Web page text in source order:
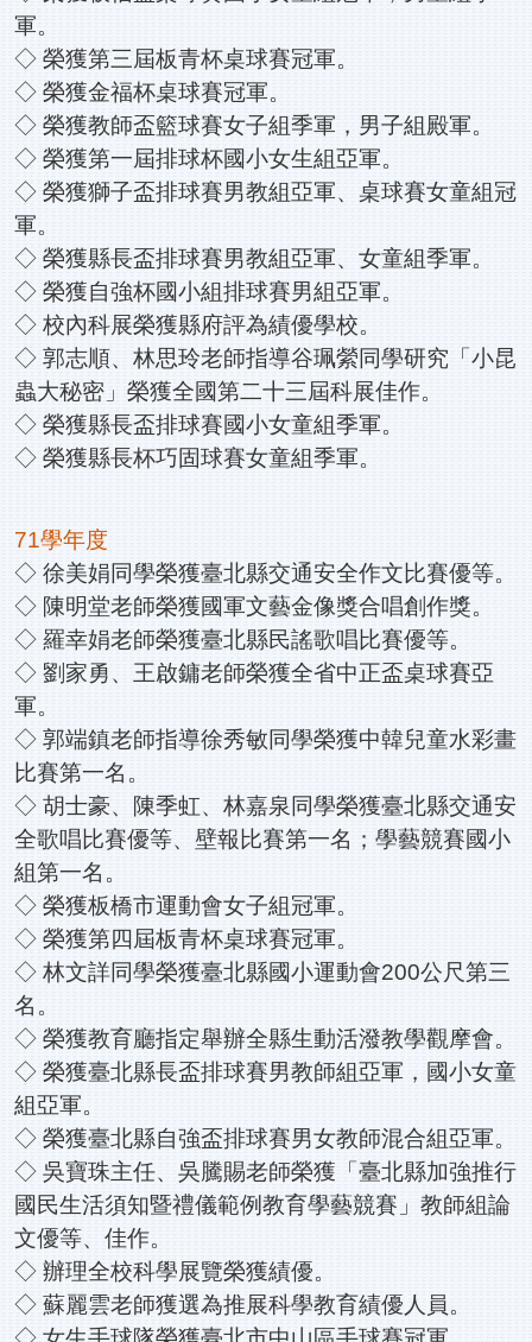
軍。
◇ 榮獲第三屆板青杯桌球賽冠軍。
◇ 榮獲金福杯桌球賽冠軍。
◇ 榮獲教師盃籃球賽女子組季軍，男子組殿軍。
◇ 榮獲第一屆排球杯國小女生組亞軍。
◇ 榮獲獅子盃排球賽男教組亞軍、桌球賽女童組冠
軍。
◇ 榮獲縣長盃排球賽男教組亞軍、女童組季軍。
◇ 榮獲自強杯國小組排球賽男組亞軍。
◇ 校內科展榮獲縣府評為績優學校。
◇ 郭志順、林思玲老師指導谷珮縈同學研究「小昆
蟲大秘密」榮獲全國第二十三屆科展佳作。
◇ 榮獲縣長盃排球賽國小女童組季軍。
◇ 榮獲縣長杯巧固球賽女童組季軍。
71學年度
◇ 徐美娟同學榮獲臺北縣交通安全作文比賽優等。
◇ 陳明堂老師榮獲國軍文藝金像獎合唱創作獎。
◇ 羅幸娟老師榮獲臺北縣民謠歌唱比賽優等。
◇ 劉家勇、王啟鏞老師榮獲全省中正盃桌球賽亞
軍。
◇ 郭端鎮老師指導徐秀敏同學榮獲中韓兒童水彩畫
比賽第一名。
◇ 胡士豪、陳季虹、林嘉泉同學榮獲臺北縣交通安
全歌唱比賽優等、壁報比賽第一名；學藝競賽國小
組第一名。
◇ 榮獲板橋市運動會女子組冠軍。
◇ 榮獲第四屆板青杯桌球賽冠軍。
◇ 林文詳同學榮獲臺北縣國小運動會200公尺第三
名。
◇ 榮獲教育廳指定舉辦全縣生動活潑教學觀摩會。
◇ 榮獲臺北縣長盃排球賽男教師組亞軍，國小女童
組亞軍。
◇ 榮獲臺北縣自強盃排球賽男女教師混合組亞軍。
◇ 吳寶珠主任、吳騰賜老師榮獲「臺北縣加強推行
國民生活須知暨禮儀範例教育學藝競賽」教師組論
文優等、佳作。
◇ 辦理全校科學展覽榮獲績優。
◇ 蘇麗雲老師獲選為推展科學教育績優人員。